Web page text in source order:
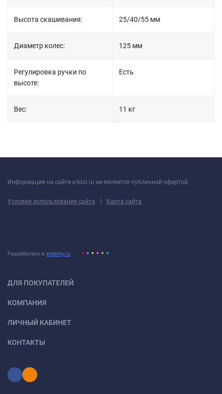
Высота скашивания: 25/40/55 мм
Диаметр колес: 125 мм
Регулировка ручки по
высоте:
Есть
Вес: 11 кг
Информация на сайте e-tool.ru не является публичной офертой.
Условия использования сайта | Карта сайта
Разработано в steemy.ru
ДЛЯ ПОКУПАТЕЛЕЙ
КОМПАНИЯ
ЛИЧНЫЙ КАБИНЕТ
КОНТАКТЫ